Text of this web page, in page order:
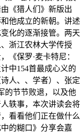
《猎人们》新版出
他成立的新朝。讲述
化的逐渐接管。两天
浙江农林大学传授
《保罗·麦卡特尼：
中154首最成心义的
人、、学者）、张定
的节节败退，以及他
轶事，本次讲读会将
看看他们正在做什么
的糊口》分享会嘉